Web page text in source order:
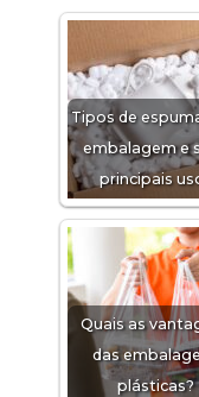
Tipos de
embalagem e
principais
Quais as
das
plásticas?